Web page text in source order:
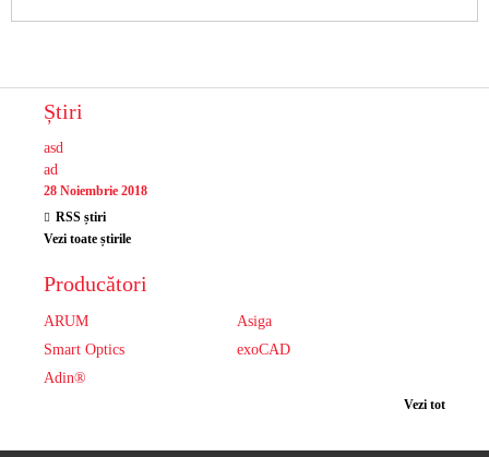
Știri
asd
ad
28 Noiembrie 2018
RSS știri
Vezi toate știrile
Producători
ARUM
Asiga
Smart Optics
exoCAD
Adin®
Vezi tot